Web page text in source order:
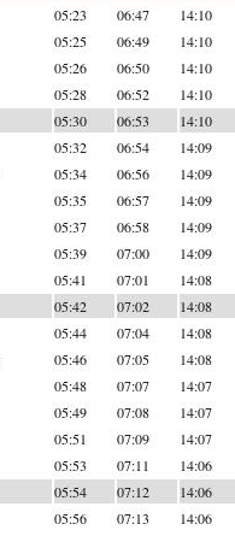
05:23 06:47 14:10
05:25 06:49 14:10
05:26 06:50 14:10
05:28 06:52 14:10
05:30 06:53 14:10
05:32 06:54 14:09
05:34 06:56 14:09
05:35 06:57 14:09
05:37 06:58 14:09
05:39 07:00 14:09
05:41 07:01 14:08
05:42 07:02 14:08
05:44 07:04 14:08
05:46 07:05 14:08
05:48 07:07 14:07
05:49 07:08 14:07
05:51 07:09 14:07
05:53 07:11 14:06
05:54 07:12 14:06
05:56 07:13 14:06